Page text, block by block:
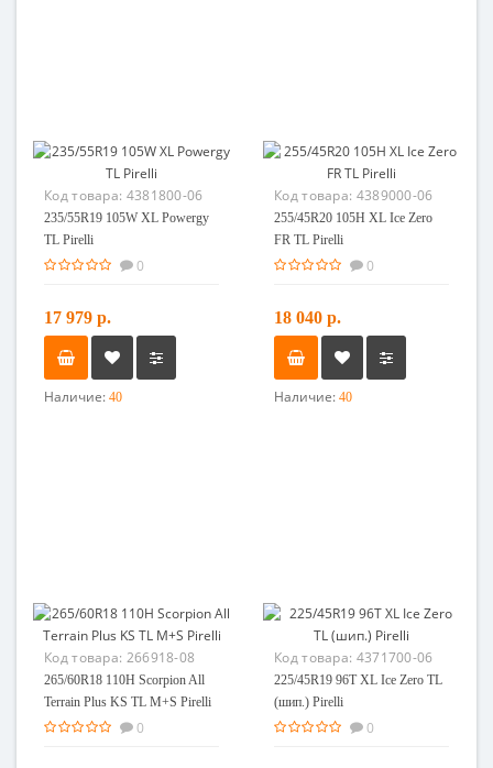
Код товара: 4381800-06
235/55R19 105W XL Powergy
TL Pirelli
0
17 979 р.
Наличие: 40
Код товара: 4389000-06
255/45R20 105H XL Ice Zero
FR TL Pirelli
0
18 040 р.
Наличие: 40
Код товара: 266918-08
265/60R18 110H Scorpion All
Terrain Plus KS TL M+S Pirelli
0
Код товара: 4371700-06
225/45R19 96T XL Ice Zero TL
(шип.) Pirelli
0